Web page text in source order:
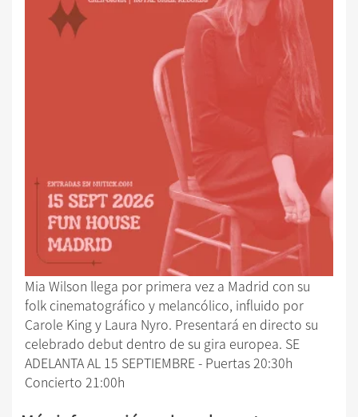
Mia Wilson llega por primera vez a Madrid con su
folk cinematográfico y melancólico, influido por
Carole King y Laura Nyro. Presentará en directo su
celebrado debut dentro de su gira europea. SE
ADELANTA AL 15 SEPTIEMBRE - Puertas 20:30h
Concierto 21:00h